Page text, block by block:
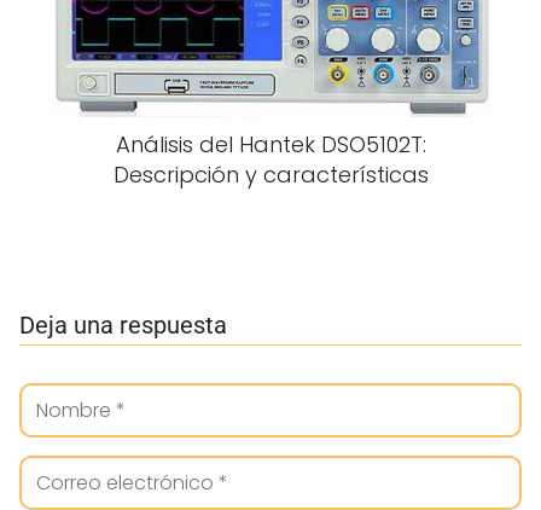
Análisis del Hantek DSO5102T:
Descripción y características
Deja una respuesta